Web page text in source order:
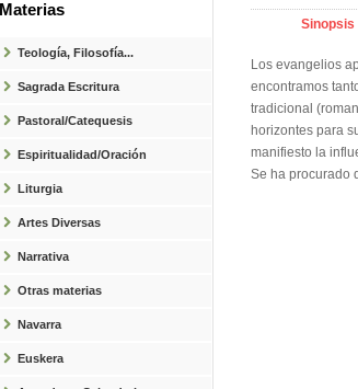
Materias
Teología, Filosofía...
Sagrada Escritura
Pastoral/Catequesis
Espiritualidad/Oración
Liturgia
Artes Diversas
Narrativa
Otras materias
Navarra
Euskera
Sinopsis
Los evangelios
encontramos
tradicional
horizontes para
manifiesto la
Se ha procurado